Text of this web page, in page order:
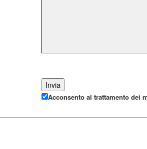
Acconsento al trattamento dei